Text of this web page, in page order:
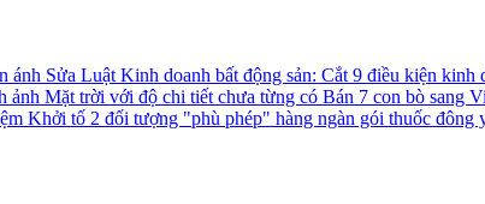
ánh Sửa Luật Kinh doanh bất động sản: Cắt 9 điều kiện kinh
ảnh Mặt trời với độ chi tiết chưa từng có Bán 7 con bò sang
Khởi tố 2 đối tượng "phù phép" hàng ngàn gói thuốc đông